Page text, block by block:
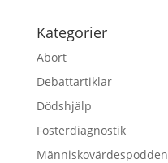
Kategorier
Abort
Debattartiklar
Dödshjälp
Fosterdiagnostik
Människovärdespodden